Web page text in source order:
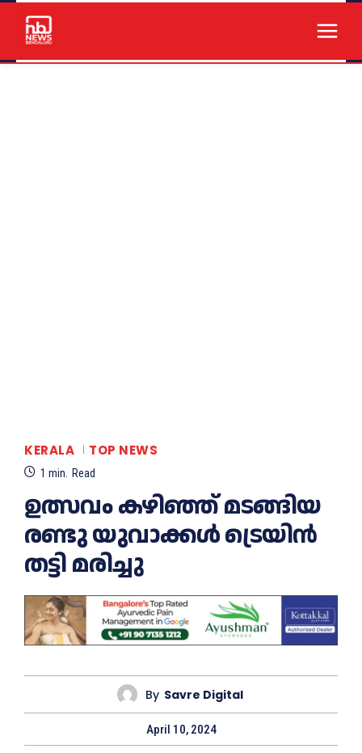
KERALA TOP NEWS
1 min. Read
ഉത്സവം കഴിഞ്ഞ് മടങ്ങിയ
രണ്ടു യുവാക്കള്‍ ട്രെയിൻ
തട്ടി മരിച്ചു
By Savre Digital
April 10, 2024